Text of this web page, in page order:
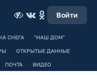
Войти
СНЕГА "НАШ ДОМ"
ОТКРЫТЫЕ ДАННЫЕ
ПОЧТА ВИДЕО